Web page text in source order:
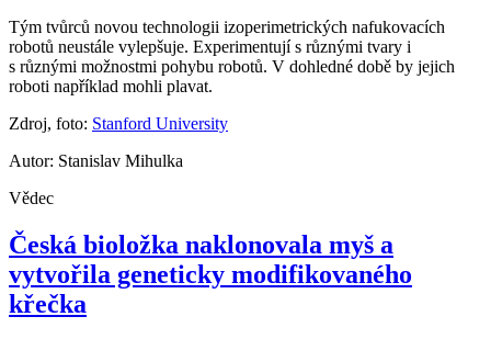
Tým tvůrců novou technologii izoperimetrických nafukovacích
robotů neustále vylepšuje. Experimentují s různými tvary i
s různými možnostmi pohybu robotů. V dohledné době by jejich
roboti například mohli plavat.
Zdroj, foto: Stanford University
Autor: Stanislav Mihulka
Vědec
Česká bioložka naklonovala myš a
vytvořila geneticky modifikovaného
křečka